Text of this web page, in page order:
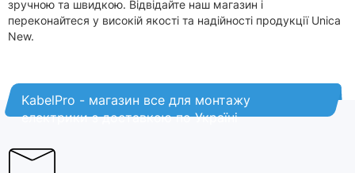
зручною та швидкою. Відвідайте наш магазин і
переконайтеся у високій якості та надійності продукції Unica
New.
KabelPro - магазин все для монтажу
електрики з доставкою по Україні